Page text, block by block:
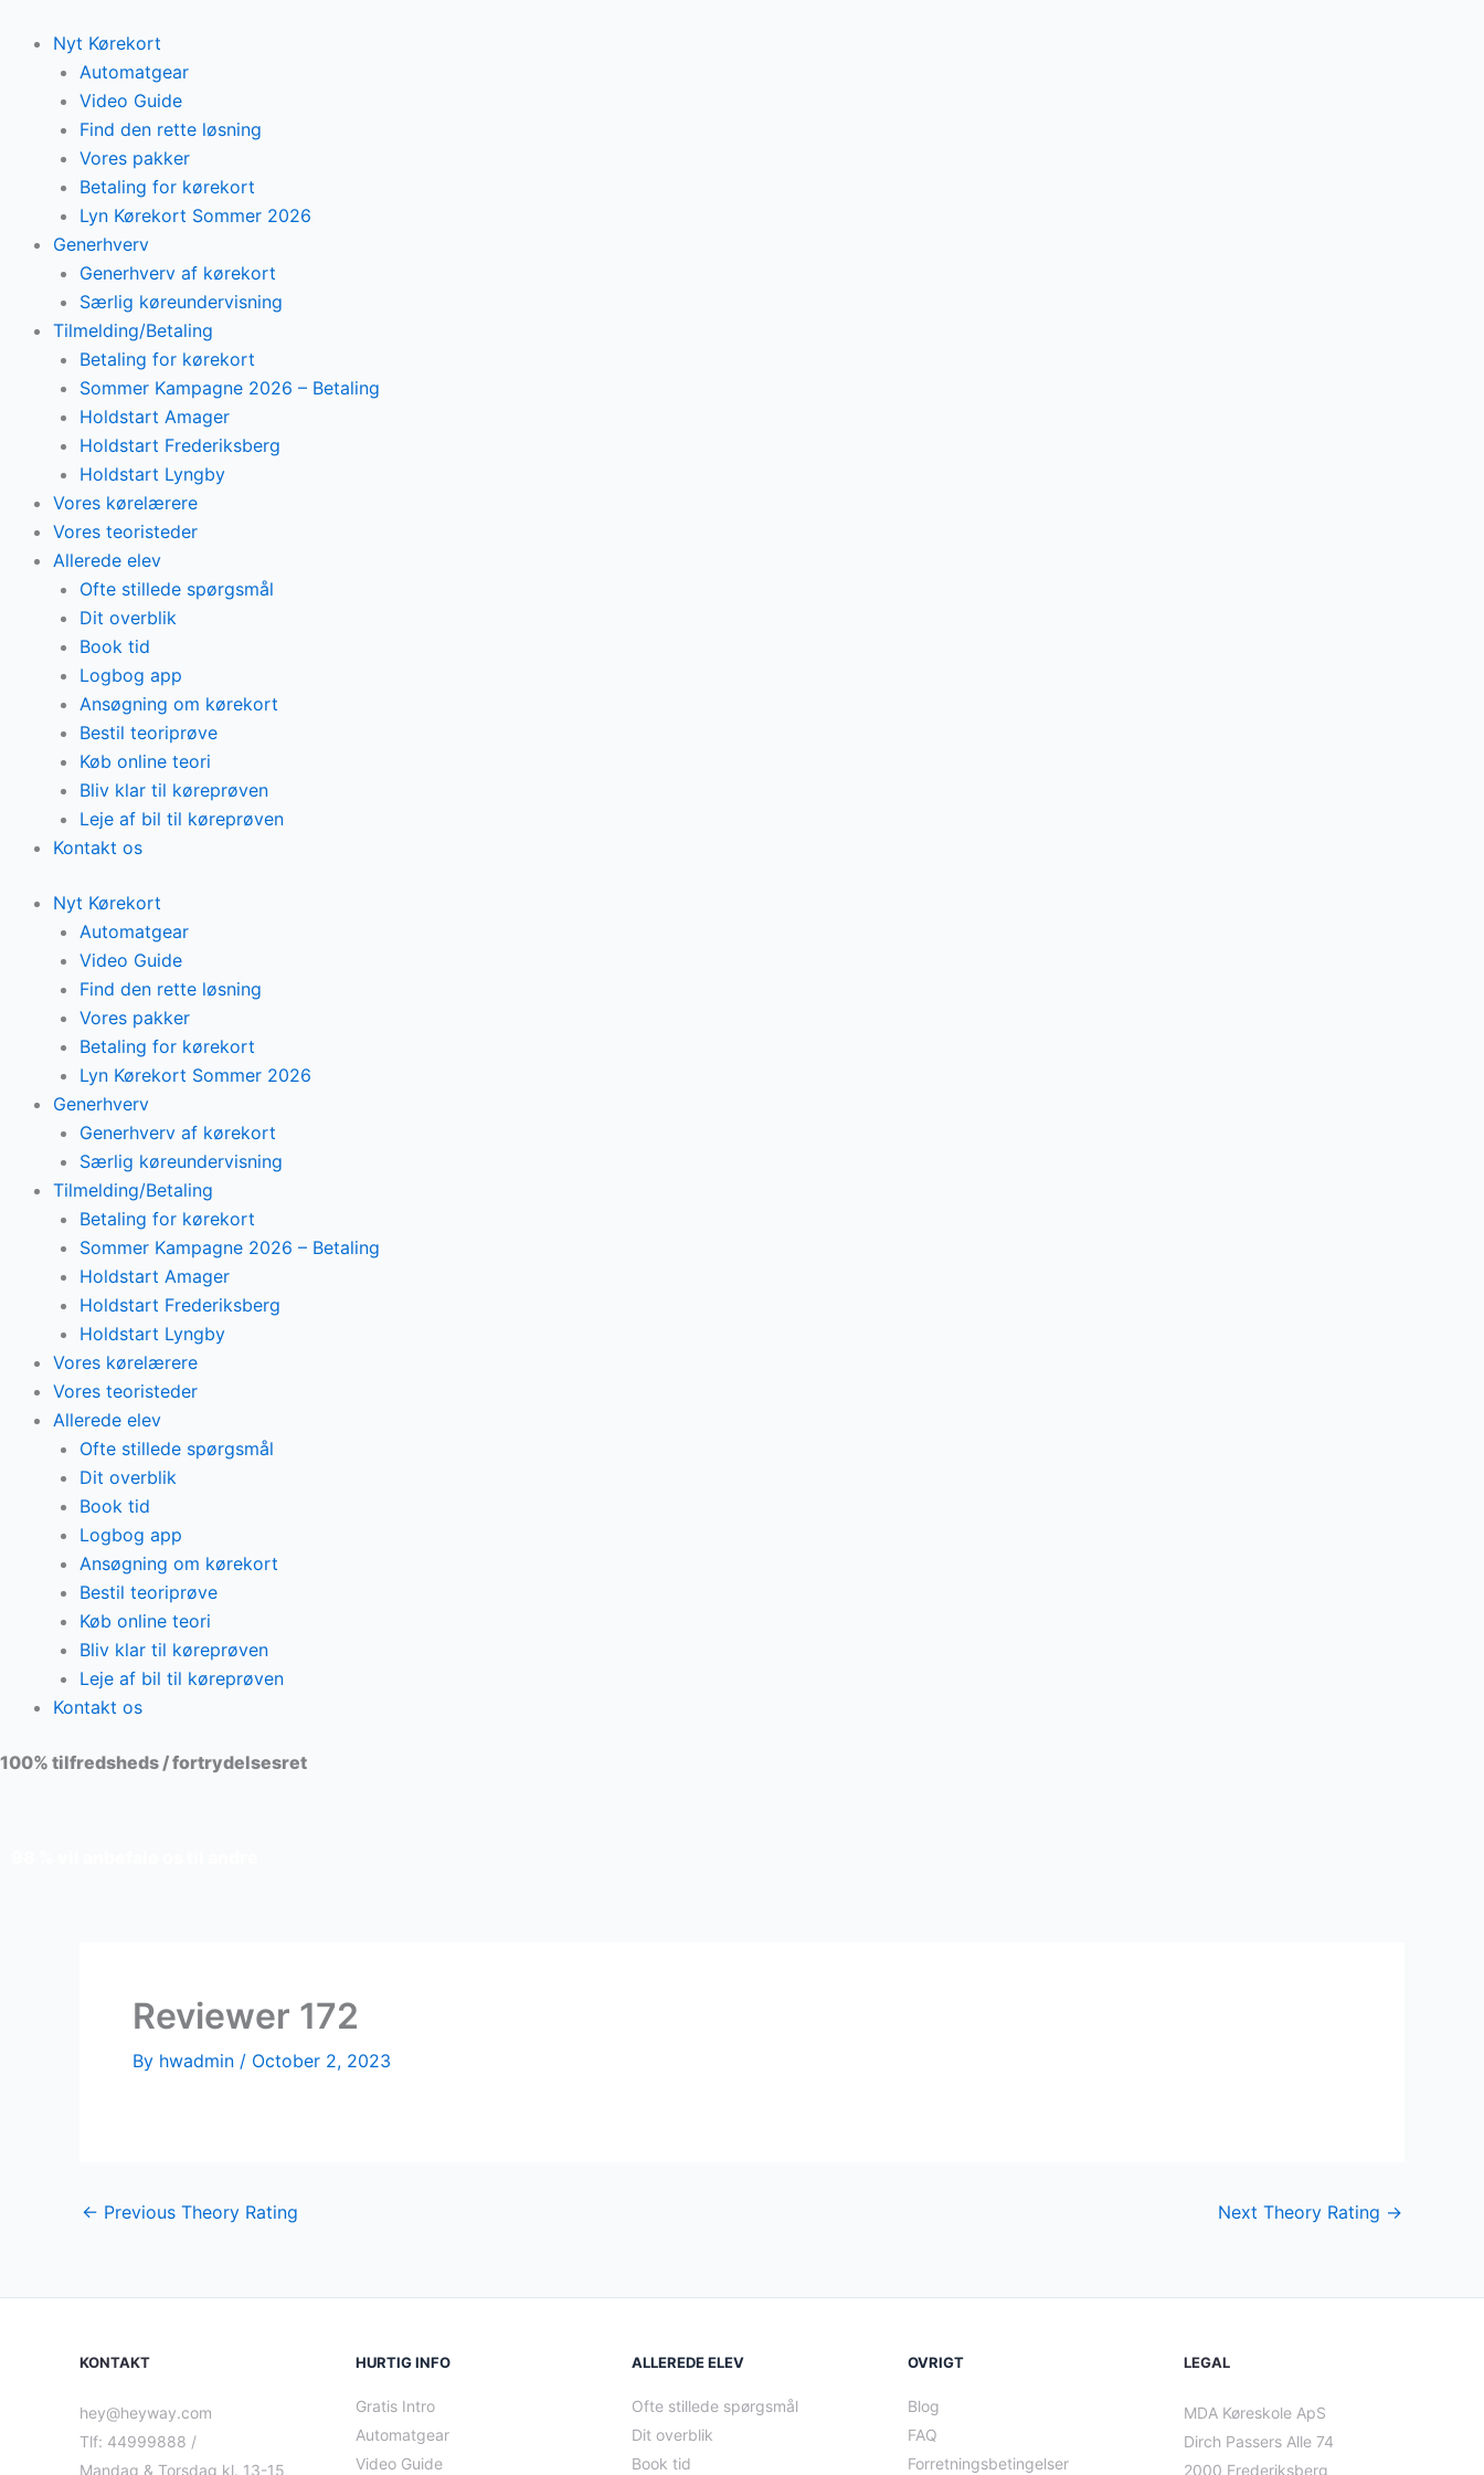
content
Nyt Kørekort
Automatgear
Video Guide
Find den rette løsning
Vores pakker
Betaling for kørekort
Lyn Kørekort Sommer 2026
Generhverv
Generhverv af kørekort
Særlig køreundervisning
Tilmelding/Betaling
Betaling for kørekort
Sommer Kampagne 2026 – Betaling
Holdstart Amager
Holdstart Frederiksberg
Holdstart Lyngby
Vores kørelærere
Vores teoristeder
Allerede elev
Ofte stillede spørgsmål
Dit overblik
Book tid
Logbog app
Ansøgning om kørekort
Bestil teoriprøve
Køb online teori
Bliv klar til køreprøven
Leje af bil til køreprøven
Kontakt os
Nyt Kørekort
Automatgear
Video Guide
Find den rette løsning
Vores pakker
Betaling for kørekort
Lyn Kørekort Sommer 2026
Generhverv
Generhverv af kørekort
Særlig køreundervisning
Tilmelding/Betaling
Betaling for kørekort
Sommer Kampagne 2026 – Betaling
Holdstart Amager
Holdstart Frederiksberg
Holdstart Lyngby
Vores kørelærere
Vores teoristeder
Allerede elev
Ofte stillede spørgsmål
Dit overblik
Book tid
Logbog app
Ansøgning om kørekort
Bestil teoriprøve
Køb online teori
Bliv klar til køreprøven
Leje af bil til køreprøven
Kontakt os
100% tilfredsheds / fortrydelsesret
Reviewer 172
By hwadmin / October 2, 2023
← Previous Theory Rating Next Theory Rating →
KONTAKT
hey@heyway.com
Tlf: 44999888 /
Mandag & Torsdag kl. 13-15
HURTIG INFO
Gratis Intro
Automatgear
Video Guide
ALLEREDE ELEV
Ofte stillede spørgsmål
Dit overblik
Book tid
OVRIGT
Blog
FAQ
Forretningsbetingelser
LEGAL
MDA Køreskole ApS
Dirch Passers Alle 74
2000 Frederiksberg